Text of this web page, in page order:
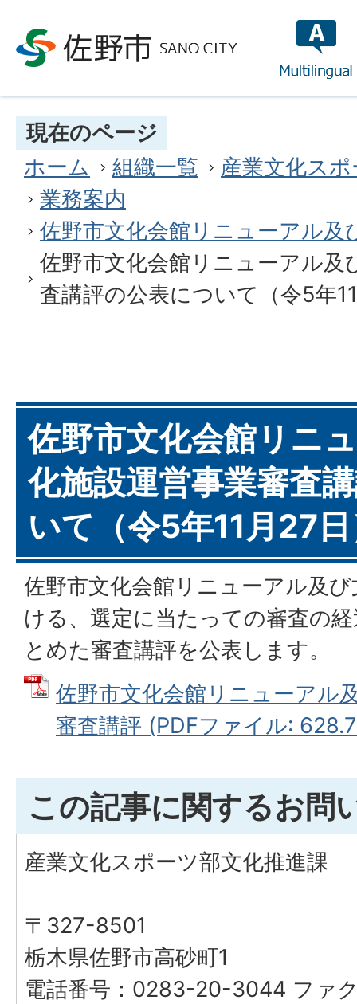
現在のページ
ホーム
組織一覧
産業文化ス
業務案内
佐野市文化会館リニューアル及
佐野市文化会館リニューアル及
査講評の公表について（令5年
佐野市文化会館リニ
化施設運営事業審査
いて（令5年11月27
佐野市文化会館リニューアル及
ける、選定に当たっての審査の
とめた審査講評を公表します。
佐野市文化会館リニューアル
審査講評 (PDFファイル:
この記事に関するお問
産業文化スポーツ部文化推進課
〒327-8501
栃木県佐野市高砂町1
電話番号：0283-20-3044 ファ